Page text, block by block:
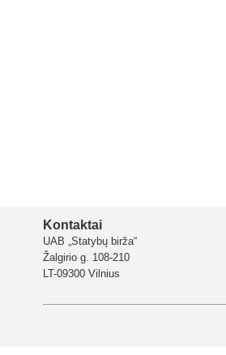
Kontaktai
UAB „Statybų birža“
Žalgirio g. 108-210
LT-09300 Vilnius